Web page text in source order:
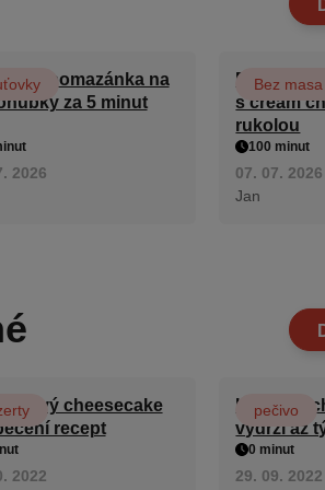
pomazánka na
za 5 minut
2026
Roláda z
s cream
rukolou
Bez masa
100 minut
07. 07. 2026
Jan
cheesecake
recept
2022
Hrnkový
vydrží až
pečivo
0 minut
29. 09. 2022